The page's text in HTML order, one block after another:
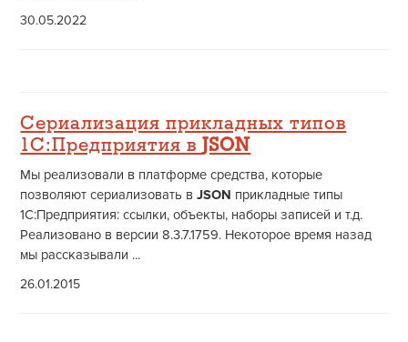
30.05.2022
Сериализация прикладных типов
1С:Предприятия в
JSON
Мы реализовали в платформе средства, которые
позволяют сериализовать вJSON прикладные типы
1С:Предприятия: ссылки, объекты, наборы записей и т.д.
Реализовано в версии 8.3.7.1759. Некоторое время назад
мы рассказывали ...
26.01.2015